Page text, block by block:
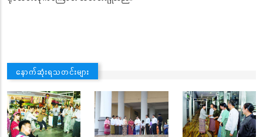
နောက်ဆုံးရသတင်းများ